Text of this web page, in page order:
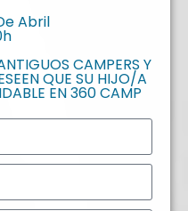
Abril
CAMPERS Y
QUE SU HIJO/A
EN 360 CAMP